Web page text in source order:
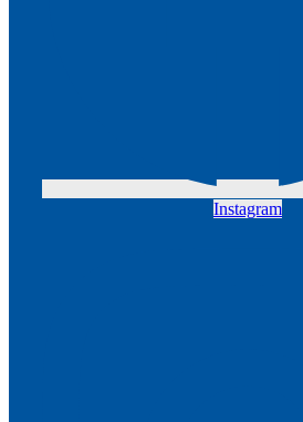
Instagram